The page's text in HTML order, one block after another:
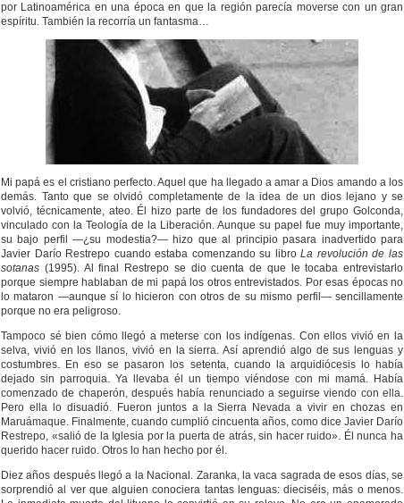
por Latinoamérica en una época en que la región parecía moverse con un gran
espíritu. También la recorría un fantasma…
Mi papá es el cristiano perfecto. Aquel que ha llegado a amar a Dios amando a los
demás. Tanto que se olvidó completamente de la idea de un dios lejano y se
volvió, técnicamente, ateo. Él hizo parte de los fundadores del grupo Golconda,
vinculado con la Teología de la Liberación. Aunque su papel fue muy importante,
su bajo perfil —¿su modestia?— hizo que al principio pasara inadvertido para
Javier Darío Restrepo cuando estaba comenzando su libroLa revolución de las
sotanas (1995). Al final Restrepo se dio cuenta de que le tocaba entrevistarlo
porque siempre hablaban de mi papá los otros entrevistados. Por esas épocas no
lo mataron —aunque sí lo hicieron con otros de su mismo perfil— sencillamente
porque no era peligroso.
Tampoco sé bien cómo llegó a meterse con los indígenas. Con ellos vivió en la
selva, vivió en los llanos, vivió en la sierra. Así aprendió algo de sus lenguas y
costumbres. En eso se pasaron los setenta, cuando la arquidiócesis lo había
dejado sin parroquia. Ya llevaba él un tiempo viéndose con mi mamá. Había
comenzado de chaperón, después había renunciado a seguirse viendo con ella.
Pero ella lo disuadió. Fueron juntos a la Sierra Nevada a vivir en chozas en
Maruámaque. Finalmente, cuando cumplió cincuenta años, como dice Javier Darío
Restrepo, «salió de la Iglesia por la puerta de atrás, sin hacer ruido». Él nunca ha
querido hacer ruido. Otros lo han hecho por él.
Diez años después llegó a la Nacional. Zaranka, la vaca sagrada de esos días, se
sorprendió al ver que alguien conociera tantas lenguas: dieciséis, más o menos.